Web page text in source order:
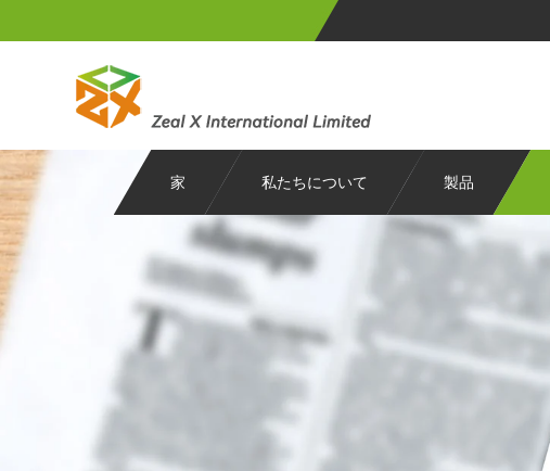
家 私たちについて 製品